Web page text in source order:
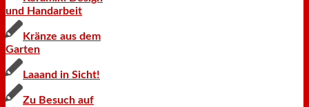
und Handarbeit
Kränze aus dem
Garten
Laaand in Sicht!
Zu Besuch auf